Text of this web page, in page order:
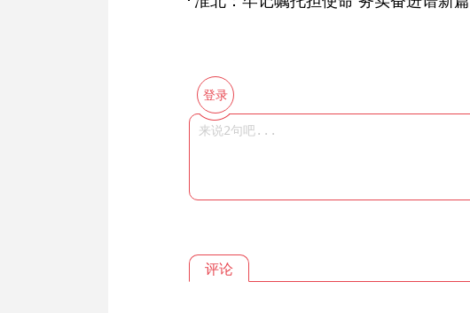
登录
评论